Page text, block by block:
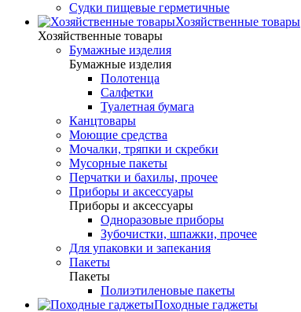
Судки пищевые герметичные
Хозяйственные товары
Хозяйственные товары
Бумажные изделия
Бумажные изделия
Полотенца
Салфетки
Туалетная бумага
Канцтовары
Моющие средства
Мочалки, тряпки и скребки
Мусорные пакеты
Перчатки и бахилы, прочее
Приборы и аксессуары
Приборы и аксессуары
Одноразовые приборы
Зубочистки, шпажки, прочее
Для упаковки и запекания
Пакеты
Пакеты
Полиэтиленовые пакеты
Походные гаджеты